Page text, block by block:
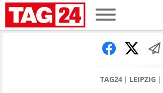
TAG24 LEIPZIG